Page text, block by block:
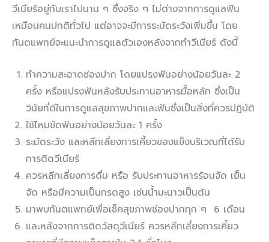
วีเนียร์อยู่กับเราไปนาน ๆ ซึ่งจริง ๆ ไม่ต่างจากการดูแลฟัน
เหมือนคนปกติทั่วไป แต่อาจจะมีการระมัดระวังเพิ่มขึ้น โดย
ทันตแพทย์จะแนะนำการดูแลตัวเองหลังจากทำวีเนียร์ ดังนี้
ทำความสะอาดช่องปาก โดยแปรงฟันอย่างน้อยวันละ 2
ครั้ง หรือแปรงฟันหลังรับประทานอาหารมื้อหลัก ซึ่งเป็น
วินัยที่ดีในการดูแลสุขภาพปากและฟันซึ่งเป็นสิ่งที่ควรปฏิบัติ
ใช้ไหมขัดฟันอย่างน้อยวันละ 1 ครั้ง
ระมัดระวัง และหลีกเลี่ยงการเคี้ยวของแข็งบริเวณที่ได้รับ
การติดวีเนียร์
ควรหลีกเลี่ยงการดื่ม หรือ รับประทานอาหารร้อนจัด เย็น
จัด หรือมีความเป็นกรดสูง เช่นน้ำมะนาวเป็นต้น
มาพบทันตแพทย์เพื่อเช็คสุขภาพช่องปากทุก ๆ 6 เดือน
และหลังจากการติดวัสดุวีเนียร์ ควรหลีกเลี่ยงการเคี้ยว